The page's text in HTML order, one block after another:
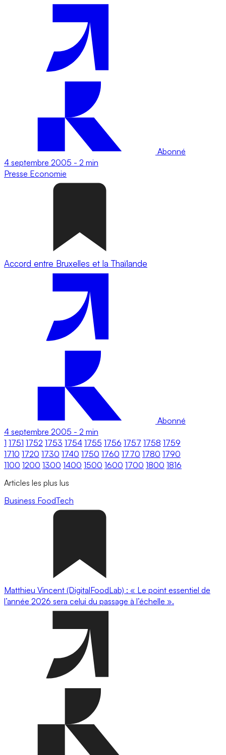
Abonné
4 septembre 2005 - 2 min
Presse Economie
Accord entre Bruxelles et la Thaïlande
Abonné
4 septembre 2005 - 2 min
1 1751 1752 1753 1754 1755 1756 1757 1758 1759
1710 1720 1730 1740 1750 1760 1770 1780 1790
1100 1200 1300 1400 1500 1600 1700 1800 1816
Articles les plus lus
Business FoodTech
Matthieu Vincent (DigitalFoodLab) : « Le point essentiel de
l’année 2026 sera celui du passage à l’échelle ».